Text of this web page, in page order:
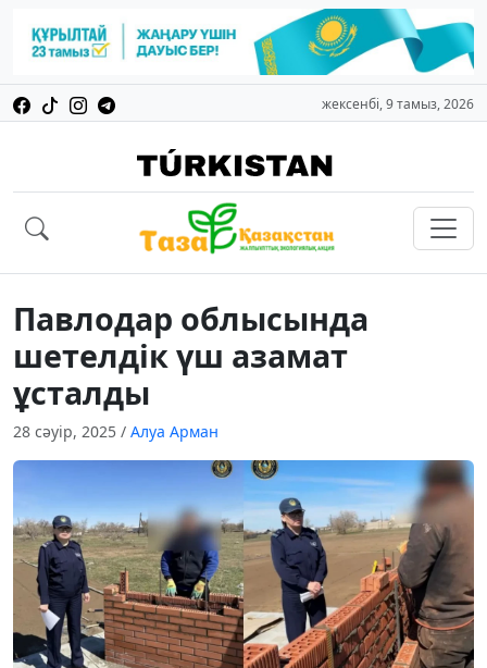
жексенбі, 9 тамыз, 2026
Павлодар облысында
шетелдік үш азамат
ұсталды
28 сәуір, 2025 / Алуа Арман